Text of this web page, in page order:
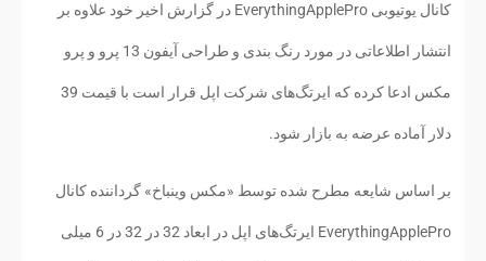
کانال یوتیوبی EverythingApplePro در گزارش اخیر خود علاوه بر
انتشار اطلاعاتی در مورد رنگ بندی و طراحی آیفون 13 پرو و پرو
مکس ادعا کرده که ایرتگ‌های شرکت اپل قرار است با قیمت 39
دلار آماده عرضه به بازار شود.
بر اساس شایعه مطرح شده توسط «مکس وینباخ» گرداننده کانال
EverythingApplePro ایرتگ‌های اپل در ابعاد 32 در 32 در 6 میلی